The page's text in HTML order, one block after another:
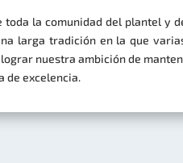
toda la comunidad del plantel y
larga tradición en la que
nuestra ambición de
de excelencia.